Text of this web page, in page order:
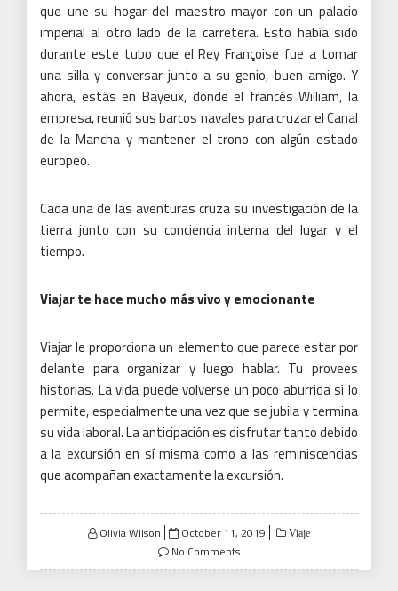
que une su hogar del maestro mayor con un palacio
imperial al otro lado de la carretera.Esto había sido
durante este tubo que el Rey Françoise fue a tomar
una silla y conversar junto a su genio, buen amigo. Y
ahora, estás en Bayeux, donde el francés William, la
empresa, reunió sus barcos navales para cruzar el Canal
de la Mancha y mantener el trono con algún estado
europeo.
Cada una de las aventuras cruza su investigación de la
tierra junto con su conciencia interna del lugar y el
tiempo.
Viajar te hace mucho más vivo y emocionante
Viajar le proporciona un elemento que parece estar por
delante para organizar y luego hablar. Tu provees
historias. La vida puede volverse un poco aburrida si lo
permite, especialmente una vez que se jubila y termina
su vida laboral.La anticipación es disfrutar tanto debido
a la excursión en sí misma como a las reminiscencias
que acompañan exactamente la excursión.
Olivia Wilson
Posted
on
October 11, 2019 Viaje
No Comments